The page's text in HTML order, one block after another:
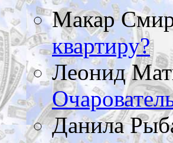
Макар
квартиру?
Леонид
Данила